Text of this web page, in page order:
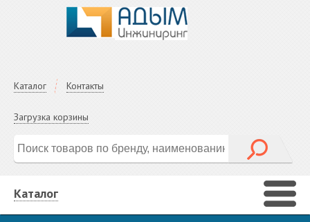
Каталог Контакты
Загрузка корзины
Каталог